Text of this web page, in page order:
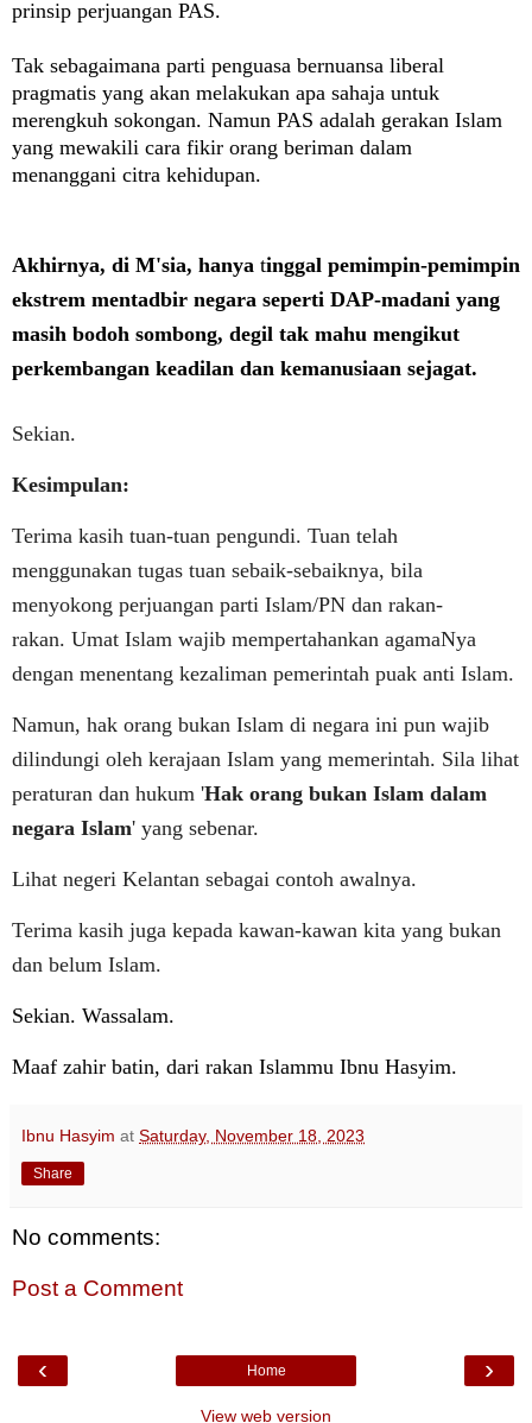
prinsip perjuangan PAS.
Tak sebagaimana parti penguasa bernuansa liberal
pragmatis yang akan melakukan apa sahaja untuk
merengkuh sokongan. Namun PAS adalah gerakan Islam
yang mewakili cara fikir orang beriman dalam
menanggani citra kehidupan.
Akhirnya, di M'sia, hanya tinggal pemimpin-pemimpin
ekstrem mentadbir negara seperti DAP-madani yang
masih bodoh sombong, degil tak mahu mengikut
perkembangan keadilan dan kemanusiaan sejagat.
Sekian.
Kesimpulan:
Terima kasih tuan-tuan pengundi. Tuan telah
menggunakan tugas tuan sebaik-sebaiknya, bila
menyokong perjuangan parti Islam/PN dan rakan-
rakan. Umat Islam wajib mempertahankan agamaNya
dengan menentang kezaliman pemerintah puak anti Islam.
Namun, hak orang bukan Islam di negara ini pun wajib
dilindungi oleh kerajaan Islam yang memerintah. Sila lihat
peraturan dan hukum 'Hak orang bukan Islam dalam
negara Islam' yang sebenar.
Lihat negeri Kelantan sebagai contoh awalnya.
Terima kasih juga kepada kawan-kawan kita yang bukan
dan belum Islam.
Sekian. Wassalam.
Maaf zahir batin, dari rakan Islammu Ibnu Hasyim.
Ibnu Hasyim at Saturday, November 18, 2023
Share
No comments:
Post a Comment
‹ ›
Home
View web version